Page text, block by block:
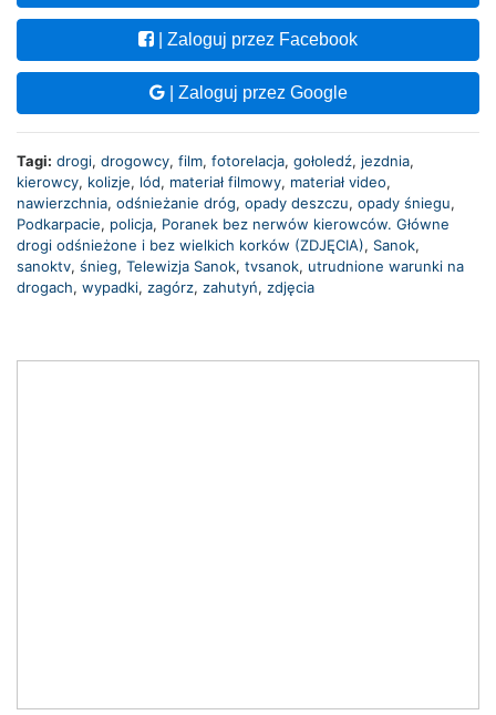
| Zaloguj przez Facebook
| Zaloguj przez Google
Tagi: drogi, drogowcy, film, fotorelacja, gołoledź, jezdnia,
kierowcy, kolizje, lód, materiał filmowy, materiał video,
nawierzchnia, odśnieżanie dróg, opady deszczu, opady śniegu,
Podkarpacie, policja, Poranek bez nerwów kierowców. Główne
drogi odśnieżone i bez wielkich korków (ZDJĘCIA), Sanok,
sanoktv, śnieg, Telewizja Sanok, tvsanok, utrudnione warunki na
drogach, wypadki, zagórz, zahutyń, zdjęcia